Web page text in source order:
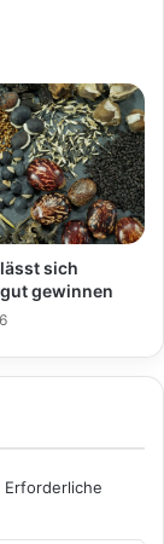
sich
gewinnen
Erforderliche